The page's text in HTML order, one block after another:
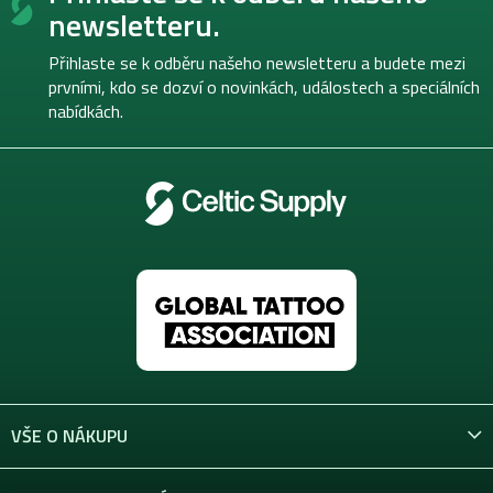
newsletteru.
Přihlaste se k odběru našeho newsletteru a budete mezi
prvními, kdo se dozví o novinkách, událostech a speciálních
nabídkách.
VŠE O NÁKUPU